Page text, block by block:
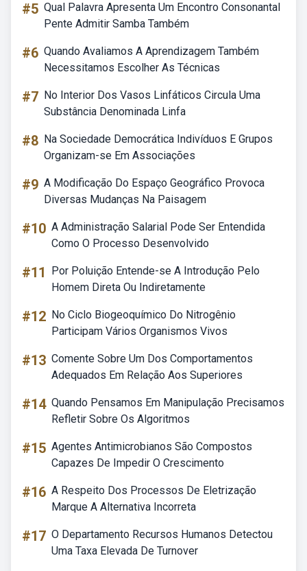
#5 Qual Palavra Apresenta Um Encontro Consonantal
Pente Admitir Samba Também
#6 Quando Avaliamos A Aprendizagem Também
Necessitamos Escolher As Técnicas
#7 No Interior Dos Vasos Linfáticos Circula Uma
Substância Denominada Linfa
#8 Na Sociedade Democrática Indivíduos E Grupos
Organizam-se Em Associações
#9 A Modificação Do Espaço Geográfico Provoca
Diversas Mudanças Na Paisagem
#10 A Administração Salarial Pode Ser Entendida
Como O Processo Desenvolvido
#11
Por Poluição Entende-se A Introdução Pelo
Homem Direta Ou Indiretamente
#12 No Ciclo Biogeoquímico Do Nitrogênio
Participam Vários Organismos Vivos
#13 Comente Sobre Um Dos Comportamentos
Adequados Em Relação Aos Superiores
#14 Quando Pensamos Em Manipulação Precisamos
Refletir Sobre Os Algoritmos
#15 Agentes Antimicrobianos São Compostos
Capazes De Impedir O Crescimento
#16 A Respeito Dos Processos De Eletrização
Marque A Alternativa Incorreta
#17 O Departamento Recursos Humanos Detectou
Uma Taxa Elevada De Turnover